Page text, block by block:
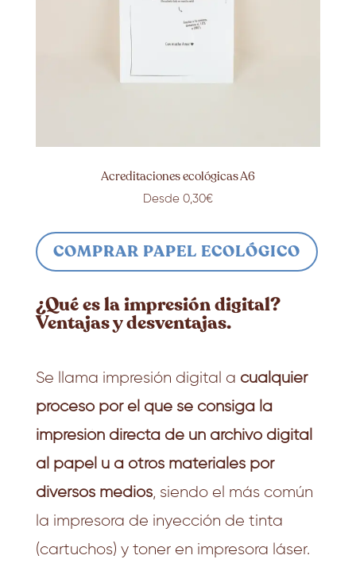
Acreditaciones ecológicas A6
Desde 0,30€
COMPRAR PAPEL ECOLÓGICO
¿Qué es laimpresión digital?
Ventajas y desventajas.
Se llama impresión digital a cualquier
proceso por el que se consiga la
impresión directa de un archivo digital
al papel u a otros materiales por
diversos medios, siendo el más común
la impresora de inyección de tinta
(cartuchos) y toner en impresora láser.